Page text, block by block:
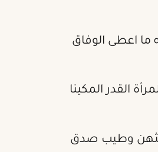
ما اعطى الوفاق
القدر المكينا
وطيب صدق